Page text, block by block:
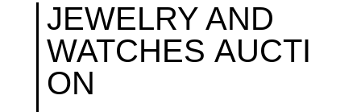
JEWELRY AND
WATCHES AUCTI
ON